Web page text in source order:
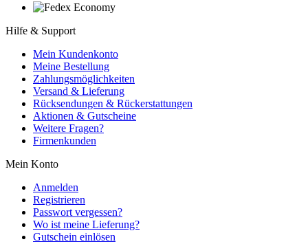
Hilfe & Support
Mein Kundenkonto
Meine Bestellung
Zahlungsmöglichkeiten
Versand & Lieferung
Rücksendungen & Rückerstattungen
Aktionen & Gutscheine
Weitere Fragen?
Firmenkunden
Mein Konto
Anmelden
Registrieren
Passwort vergessen?
Wo ist meine Lieferung?
Gutschein einlösen